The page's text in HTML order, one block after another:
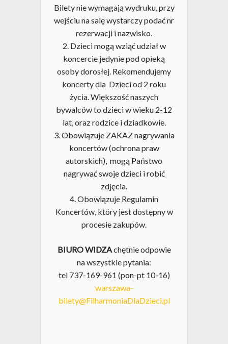
Bilety nie wymagają wydruku, przy
wejściu na salę wystarczy podać nr
rezerwacji i nazwisko.
2. Dzieci mogą wziąć udział w
koncercie jedynie pod opieką
osoby dorosłej. Rekomendujemy
koncerty dla Dzieci od 2 roku
życia. Większość naszych
bywalców to dzieci w wieku 2-12
lat, oraz rodzice i dziadkowie.
3. Obowiązuje ZAKAZ nagrywania
koncertów (ochrona praw
autorskich), mogą Państwo
nagrywać swoje dzieci i robić
zdjęcia.
4. Obowiązuje Regulamin
Koncertów, który jest dostępny w
procesie zakupów.
BIURO WIDZAchętnie odpowie
na wszystkie pytania:
tel 737-169-961 (pon-pt 10-16)
warszawa-
bilety@FilharmoniaDlaDzieci.pl